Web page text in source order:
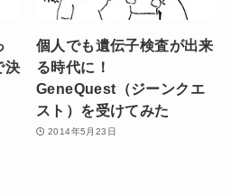
決
個人でも遺伝子検査が出来
る時代に！
GeneQuest（ジーンクエ
スト）を受けてみた
2014年5月23日